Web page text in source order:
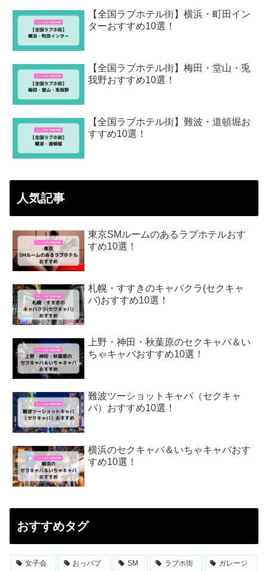
【全国ラブホテル街】横浜・町田イン
ターおすすめ10選！
【全国ラブホテル街】梅田・堂山・兎
我野おすすめ10選！
【全国ラブホテル街】難波・道頓堀お
すすめ10選！
人気記事
東京SMルームのあるラブホテルおす
すめ10選！
札幌・すすきのキャバクラ(セクキャ
バ)おすすめ10選！
上野・神田・秋葉原のセクキャバ＆い
ちゃキャバおすすめ10選！
難波ツーショットキャバ（セクキャ
バ）おすすめ10選！
横浜のセクキャバ＆いちゃキャバおす
すめ10選！
おすすめタグ
女子会 おっパブ SM ラブホ街 ガレージ